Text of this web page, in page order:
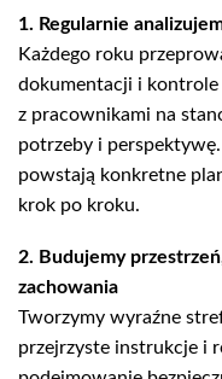
1. Regularnie
Każdego roku
dokumentacji i kontrole
z pracownikami na
potrzeby i
powstają konkretne
krok po kroku.
2. Budujemy
zachowania
Tworzymy wyraźne
przejrzyste instrukcje i